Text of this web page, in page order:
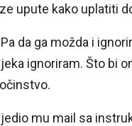
upute kako uplatiti
da ga možda i
ignoriram. Što bi
mu mail sa